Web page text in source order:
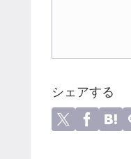
シェアする